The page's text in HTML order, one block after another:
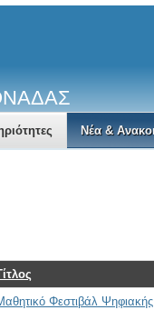
Νέα &
Φεστιβάλ Ψηφιακής